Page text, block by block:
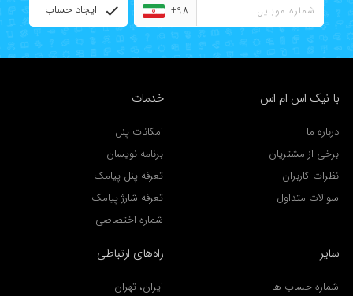
+98 ایجاد حساب
با نیک اس ام اس
درباره ما
برخی از مشتریان
نظرات کاربران
سوالات متداول
خدمات
امکانات پنل
برنامه نویسان
تعرفه پنل پیامک
تعرفه شارژ پیامک
شماره اختصاصی
سایر
شماره حساب ها
راه‌های ارتباطی
ایران، تهران